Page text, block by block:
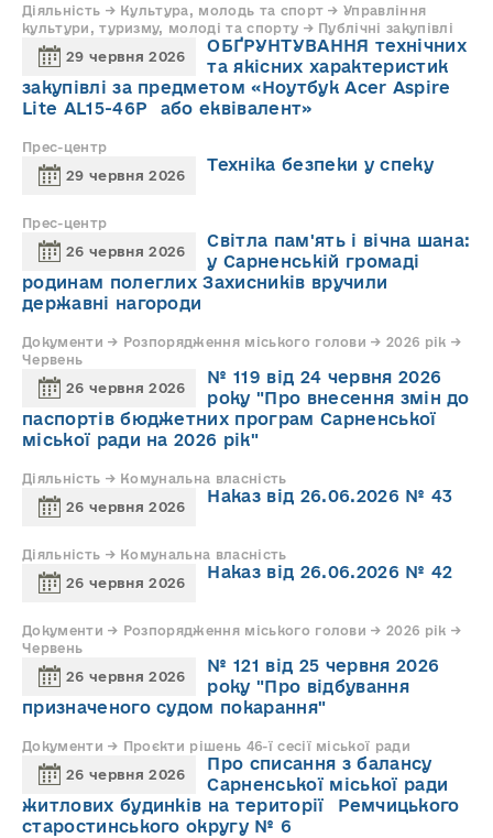
Діяльність → Культура, молодь та спорт → Управління
культури, туризму, молоді та спорту → Публічні закупівлі
29 червня 2026
ОБҐРУНТУВАННЯ технічних
та якісних характеристик
закупівлі за предметом «Ноутбук Acer Aspire
Lite AL15-46P або еквівалент»
Прес-центр
29 червня 2026
Техніка безпеки у спеку
Прес-центр
26 червня 2026
Світла пам'ять і вічна шана:
у Сарненській громаді
родинам полеглих Захисників вручили
державні нагороди
Документи → Розпорядження міського голови → 2026 рік →
Червень
26 червня 2026
№ 119 від 24 червня 2026
року "Про внесення змін до
паспортів бюджетних програм Сарненської
міської ради на 2026 рік"
Діяльність → Комунальна власність
26 червня 2026
Наказ від 26.06.2026 № 43
Діяльність → Комунальна власність
26 червня 2026
Наказ від 26.06.2026 № 42
Документи → Розпорядження міського голови → 2026 рік →
Червень
26 червня 2026
№ 121 від 25 червня 2026
року "Про відбування
призначеного судом покарання"
Документи → Проєкти рішень 46-ї сесії міської ради
26 червня 2026
Про списання з балансу
Сарненської міської ради
житлових будинків на території Ремчицького
старостинського округу № 6